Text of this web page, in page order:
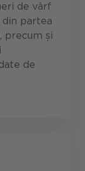
de vârf
partea
precum și
de